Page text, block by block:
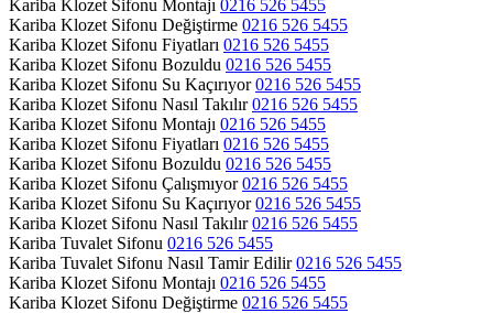
Kariba Klozet Sifonu Montajı 0216 526 5455
Kariba Klozet Sifonu Değiştirme 0216 526 5455
Kariba Klozet Sifonu Fiyatları 0216 526 5455
Kariba Klozet Sifonu Bozuldu 0216 526 5455
Kariba Klozet Sifonu Su Kaçırıyor0216 526 5455
Kariba Klozet Sifonu Nasıl Takılır0216 526 5455
Kariba Klozet Sifonu Montajı 0216 526 5455
Kariba Klozet Sifonu Fiyatları 0216 526 5455
Kariba Klozet Sifonu Bozuldu 0216 526 5455
Kariba Klozet Sifonu Çalışmıyor0216 526 5455
Kariba Klozet Sifonu Su Kaçırıyor0216 526 5455
Kariba Klozet Sifonu Nasıl Takılır0216 526 5455
Kariba Tuvalet Sifonu 0216 526 5455
Kariba Tuvalet Sifonu Nasıl Tamir Edilir0216 526 5455
Kariba Klozet Sifonu Montajı 0216 526 5455
Kariba Klozet Sifonu Değiştirme 0216 526 5455